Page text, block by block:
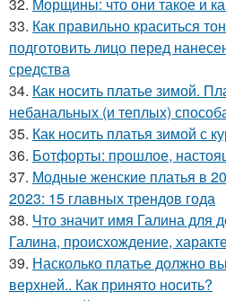
33. Как правильно краситься
подготовить лицо перед
средства
34. Как носить платье зимой.
небанальных (и теплых)
35. Как носить платья зимой с
36. Ботфорты: прошлое,
37. Модные женские платья в
2023: 15 главных трендов года
38. Что значит имя Галина для
Галина, происхождение,
39. Насколько платье должно
верхней.. Как принято носить?